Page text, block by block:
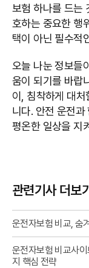
보험 하나를 드는
호하는 중요한 행
택이 아닌 필수적
오늘 나눈 정보들
움이 되기를 바랍
이, 침착하게 대
니다. 안전 운전
평온한 일상을 지
관련기사 더보
운전자보험 비교, 숨
운전자보험 비교사
지 핵심 전략